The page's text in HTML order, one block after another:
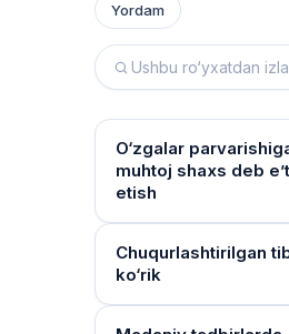
Yordam
O‘zgalar
muhtoj shaxs deb
etish
Yashash sharoitini
baholaydi?
Multidissiplinar guruh:
Chuqurlashtirilgan
ko‘rik